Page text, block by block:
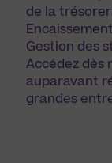
de la
Gestion des
Accédez dès
auparavant
grandes